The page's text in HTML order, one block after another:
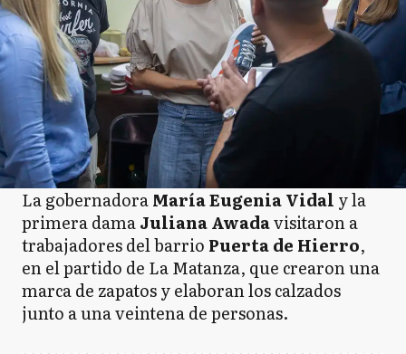
La gobernadoraMaría Eugenia Vidal y la
primera damaJuliana Awadavisitaron a
trabajadores del barrio Puerta de Hierro,
en el partido de La Matanza, que crearon una
marca de zapatos y elaboran los calzados
junto a una veintena de personas.